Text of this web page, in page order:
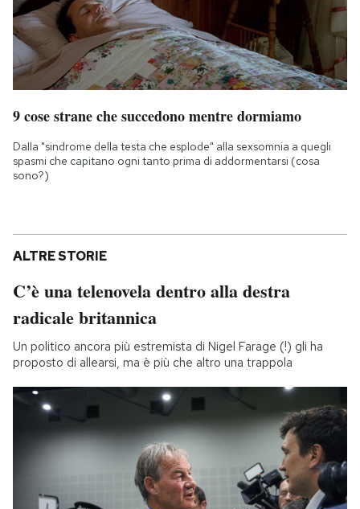
9 cose strane che succedono mentre dormiamo
Dalla "sindrome della testa che esplode" alla sexsomnia a quegli
spasmi che capitano ogni tanto prima di addormentarsi (cosa
sono?)
ALTRE STORIE
C’è una telenovela dentro alla destra
radicale britannica
Un politico ancora più estremista di Nigel Farage (!) gli ha
proposto di allearsi, ma è più che altro una trappola